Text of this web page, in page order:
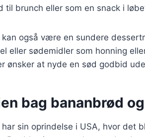
til brunch eller som en snack i
kan også være en sundere
eller sødemidler som honning
ønsker at nyde en sød godbid
bag bananbrød
har sin oprindelse i USA, hvor det